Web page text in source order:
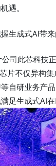
遇。
生成式AI带
司此芯科技
片不仅异构
自研业务产
足生成式AI在